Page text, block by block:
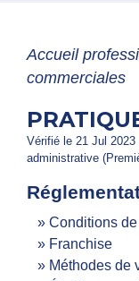
Accueil
commerciales
Vérifié le 21 Jul
administrative
Conditions
Franchise
Méthodes de